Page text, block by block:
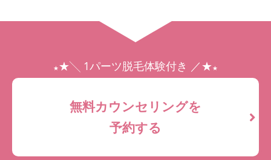
★★╲ 1パーツ脱毛体験付き ／★★
無料カウンセリングを
予約する